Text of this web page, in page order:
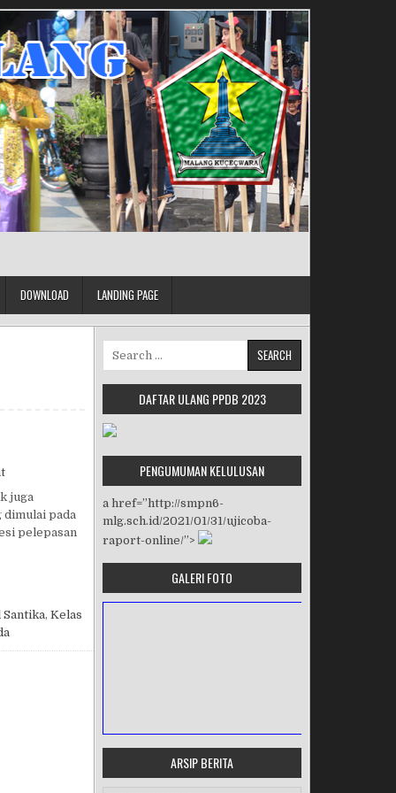
DOWNLOAD LANDING PAGE
on PURNAWIYATA KELAS 9 2016/2017
juga
dimulai pada
pelepasan
, Kelas
Search for:
DAFTAR ULANG PPDB 2023
PENGUMUMAN KELULUSAN
a href=”http://smpn6-
mlg.sch.id/2021/01/31/ujicoba-
raport-online/”>
GALERI FOTO
ARSIP BERITA